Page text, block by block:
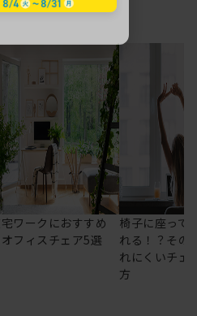
ワークにおすすめ
フィスチェア5選
椅子に座って
れる！？その
れにくいチェ
方